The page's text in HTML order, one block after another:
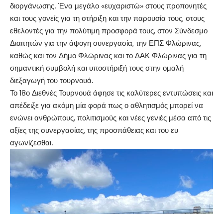
διοργάνωσης. Ένα μεγάλο «ευχαριστώ» στους προπονητές
και τους γονείς για τη στήριξη και την παρουσία τους, στους
εθελοντές για την πολύτιμη προσφορά τους, στον Σύνδεσμο
Διαιτητών για την άψογη συνεργασία, την ΕΠΣ Φλώρινας,
καθώς και τον Δήμο Φλώρινας και το ΔΑΚ Φλώρινας για τη
σημαντική συμβολή και υποστήριξή τους στην ομαλή
διεξαγωγή του τουρνουά.
Το 18ο Διεθνές Τουρνουά άφησε τις καλύτερες εντυπώσεις και
απέδειξε για ακόμη μία φορά πως ο αθλητισμός μπορεί να
ενώνει ανθρώπους, πολιτισμούς και νέες γενιές μέσα από τις
αξίες της συνεργασίας, της προσπάθειας και του ευ
αγωνίζεσθαι.